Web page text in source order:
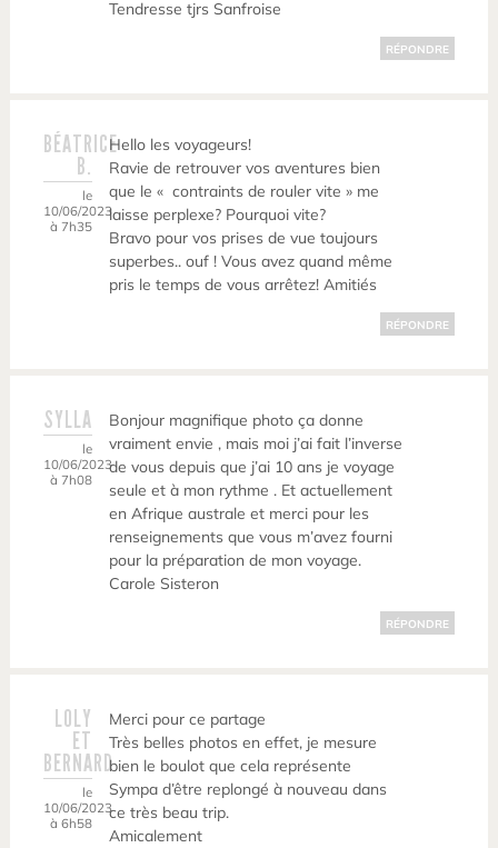
Tendresse tjrs Sanfroise
RÉPONDRE
BÉATRICE
B.
le
10/06/2023
à 7h35
Hello les voyageurs!
Ravie de retrouver vos aventures bien
que le « contraints de rouler vite » me
laisse perplexe? Pourquoi vite?
Bravo pour vos prises de vue toujours
superbes.. ouf ! Vous avez quand même
pris le temps de vous arrêtez! Amitiés
RÉPONDRE
SYLLA
le
10/06/2023
à 7h08
Bonjour magnifique photo ça donne
vraiment envie , mais moi j’ai fait l’inverse
de vous depuis que j’ai 10 ans je voyage
seule et à mon rythme . Et actuellement
en Afrique australe et merci pour les
renseignements que vous m’avez fourni
pour la préparation de mon voyage.
Carole Sisteron
RÉPONDRE
LOLY
ET
BERNARD
le
10/06/2023
à 6h58
Merci pour ce partage
Très belles photos en effet, je mesure
bien le boulot que cela représente
Sympa d’être replongé à nouveau dans
ce très beau trip.
Amicalement